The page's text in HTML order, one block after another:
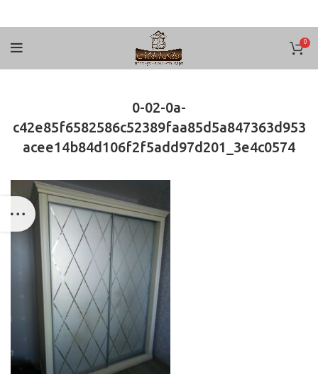
0
0-02-0a-
c42e85f6582586c52389faa85d5a847363d953
acee14b84d106f2f5add97d201_3e4c0574